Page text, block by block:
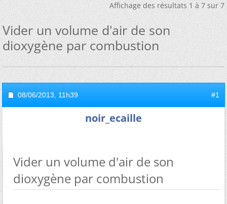
Affichage des résultats 1 à 7 sur 7
Vider un volume d'air de son
dioxygène par combustion
08/06/2013, 11h39 #1
noir_ecaille
Vider un volume d'air de son
dioxygène par combustion